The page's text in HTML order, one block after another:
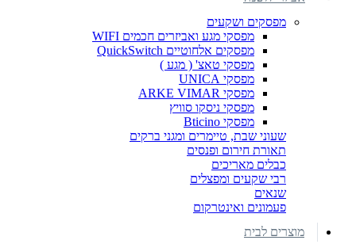
מפסקים ושקעים
מפסקי מגע ואביזרים חכמים WIFI
מפסקים אלחוטיים QuickSwitch
מפסקי טאצ' ( מגע )
מפסקי UNICA
מפסקי ARKE VIMAR
מפסקי ניסקו סוויץ
מפסקי Bticino
שעוני שבת, טיימרים ומגני ברקים
תאורת חירום ופנסים
כבלים מאריכים
רבי שקעים ומפצלים
שנאים
פעמונים ואינטרקום
מוצרים לבית